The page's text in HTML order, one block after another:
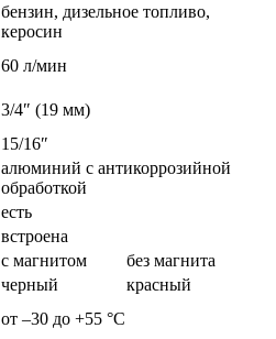
бензин, дизельное топливо,
керосин
60 л/мин
3/4″ (19 мм)
15/16″
алюминий с антикоррозийной
обработкой
есть
встроена
с магнитом
без магнита
черный
красный
от –30 до +55 °С